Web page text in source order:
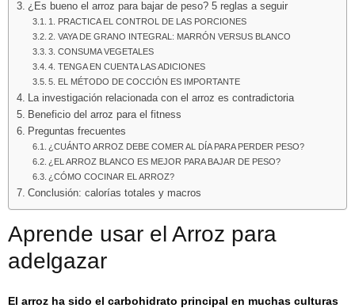
¿Es bueno el arroz para bajar de peso? 5 reglas a seguir
1. PRACTICA EL CONTROL DE LAS PORCIONES
2. VAYA DE GRANO INTEGRAL: MARRÓN VERSUS BLANCO
3. CONSUMA VEGETALES
4. TENGA EN CUENTA LAS ADICIONES
5. EL MÉTODO DE COCCIÓN ES IMPORTANTE
La investigación relacionada con el arroz es contradictoria
Beneficio del arroz para el fitness
Preguntas frecuentes
¿CUÁNTO ARROZ DEBE COMER AL DÍA PARA PERDER PESO?
¿EL ARROZ BLANCO ES MEJOR PARA BAJAR DE PESO?
¿CÓMO COCINAR EL ARROZ?
Conclusión: calorías totales y macros
Aprende usar el Arroz para
adelgazar
El arroz ha sido el carbohidrato principal en muchas culturas